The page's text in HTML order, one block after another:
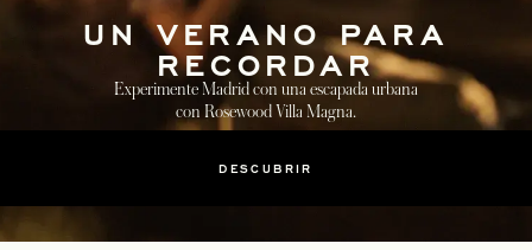
DESCUBRIR
UN VERANO PARA
RECORDAR
Experimente Madrid con una escapada urbana
con Rosewood Villa Magna.